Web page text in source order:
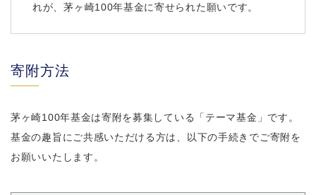
れが、茅ヶ崎100年基金に寄せられた願いです。
寄附方法
茅ヶ崎100年基金は寄附を募集している「テーマ基金」です。
基金の趣旨にご共感いただける方は、以下の手続きでご寄附を
お願いいたします。